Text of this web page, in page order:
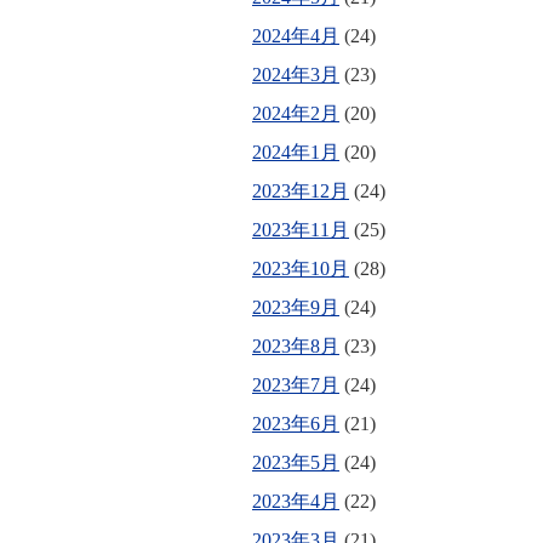
2024年4月 (24)
2024年3月 (23)
2024年2月 (20)
2024年1月 (20)
2023年12月 (24)
2023年11月 (25)
2023年10月 (28)
2023年9月 (24)
2023年8月 (23)
2023年7月 (24)
2023年6月 (21)
2023年5月 (24)
2023年4月 (22)